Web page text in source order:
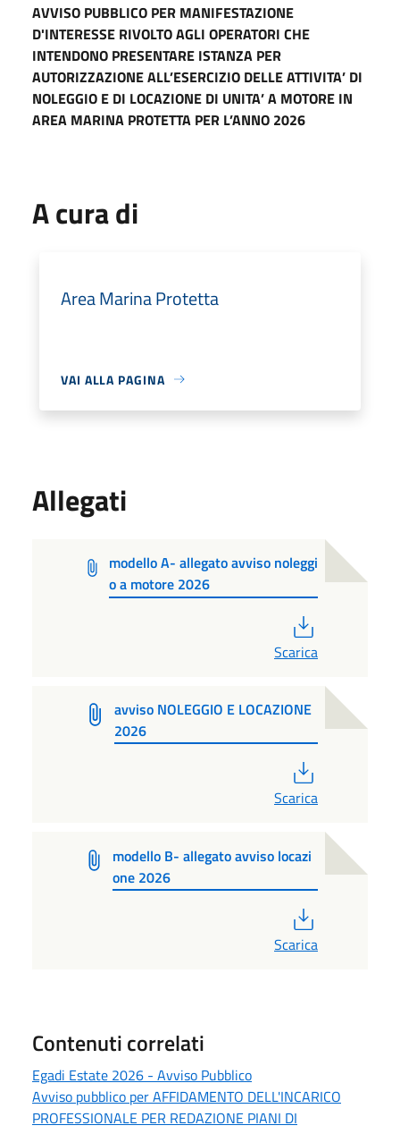
AVVISO PUBBLICO PER MANIFESTAZIONE
D'INTERESSE RIVOLTO AGLI OPERATORI CHE
INTENDONO PRESENTARE ISTANZA PER
AUTORIZZAZIONE ALL’ESERCIZIO DELLE ATTIVITA’ DI
NOLEGGIO E DI LOCAZIONE DI UNITA’ A MOTORE IN
AREA MARINA PROTETTA PER L’ANNO 2026
A cura di
Area Marina Protetta
VAI ALLA PAGINA
Allegati
modello A- allegato avviso noleggi
o a motore 2026
Scarica
avviso NOLEGGIO E LOCAZIONE
2026
Scarica
modello B- allegato avviso locazi
one 2026
Scarica
Contenuti correlati
Egadi Estate 2026 - Avviso Pubblico
Avviso pubblico per AFFIDAMENTO DELL'INCARICO
PROFESSIONALE PER REDAZIONE PIANI DI